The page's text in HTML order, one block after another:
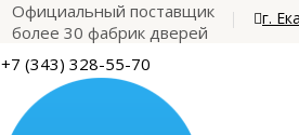
Официальный поставщик
более 30 фабрик дверей
г.
+7 (343) 328-55-70